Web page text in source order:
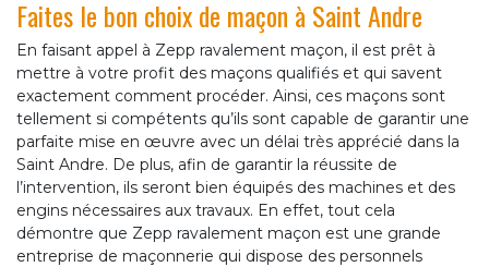
Faites le bon choix de maçon à Saint Andre
En faisant appel à Zepp ravalement maçon, il est prêt à
mettre à votre profit des maçons qualifiés et qui savent
exactement comment procéder. Ainsi, ces maçons sont
tellement si compétents qu’ils sont capable de garantir une
parfaite mise en œuvre avec un délai très apprécié dans la
Saint Andre. De plus, afin de garantir la réussite de
l’intervention, ils seront bien équipés des machines et des
engins nécessaires aux travaux. En effet, tout cela
démontre que Zepp ravalement maçon est une grande
entreprise de maçonnerie qui dispose des personnels